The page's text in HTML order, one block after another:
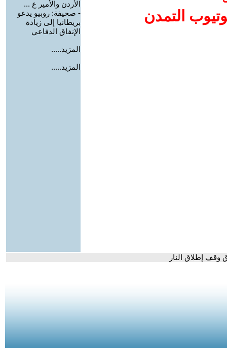
التمدن
الأردن والأمير ع ...
- صحيفة: روبيو يدعو
بريطانيا إلى زيادة
الإنفاق الدفاعي
المزيد.....
المزيد.....
وقف إطلاق النار